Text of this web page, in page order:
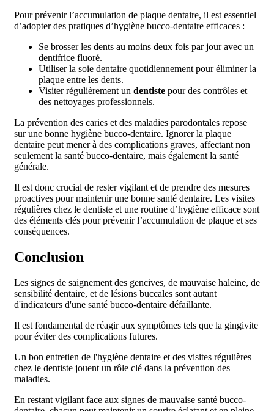
Pour prévenir l’accumulation de plaque dentaire, il est essentiel
d’adopter des pratiques d’hygiène bucco-dentaire efficaces :
Se brosser les dents au moins deux fois par jour avec un
dentifrice fluoré.
Utiliser la soie dentaire quotidiennement pour éliminer la
plaque entre les dents.
Visiter régulièrement un dentiste pour des contrôles et
des nettoyages professionnels.
La prévention des caries et des maladies parodontales repose
sur une bonne hygiène bucco-dentaire. Ignorer la plaque
dentaire peut mener à des complications graves, affectant non
seulement la santé bucco-dentaire, mais également la santé
générale.
Il est donc crucial de rester vigilant et de prendre des mesures
proactives pour maintenir une bonne santé dentaire. Les visites
régulières chez le dentiste et une routine d’hygiène efficace sont
des éléments clés pour prévenir l’accumulation de plaque et ses
conséquences.
Conclusion
Les signes de saignement des gencives, de mauvaise haleine, de
sensibilité dentaire, et de lésions buccales sont autant
d'indicateurs d'une santé bucco-dentaire défaillante.
Il est fondamental de réagir aux symptômes tels que la gingivite
pour éviter des complications futures.
Un bon entretien de l'hygiène dentaire et des visites régulières
chez le dentiste jouent un rôle clé dans la prévention des
maladies.
En restant vigilant face aux signes de mauvaise santé bucco-